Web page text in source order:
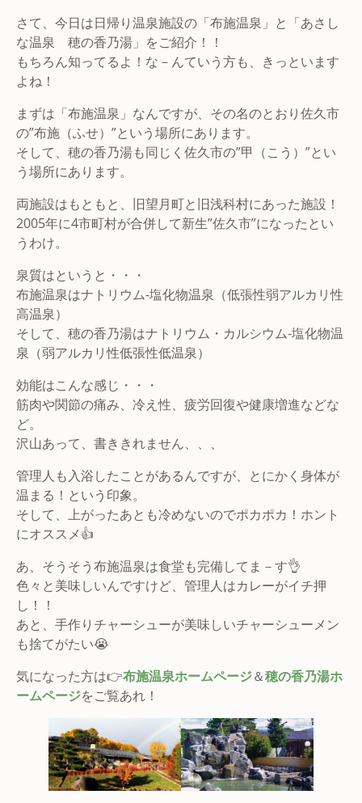
さて、今日は日帰り温泉施設の「布施温泉」と「あさし
な温泉 穂の香乃湯」をご紹介！！
もちろん知ってるよ！な－んていう方も、きっといます
よね！
まずは「布施温泉」なんですが、その名のとおり佐久市
の”布施（ふせ）”という場所にあります。
そして、穂の香乃湯も同じく佐久市の”甲（こう）”とい
う場所にあります。
両施設はもともと、旧望月町と旧浅科村にあった施設！
2005年に4市町村が合併して新生”佐久市”になったとい
うわけ。
泉質はというと・・・
布施温泉はナトリウム-塩化物温泉（低張性弱アルカリ性
高温泉）
そして、穂の香乃湯はナトリウム・カルシウム-塩化物温
泉（弱アルカリ性低張性低温泉）
効能はこんな感じ・・・
筋肉や関節の痛み、冷え性、疲労回復や健康増進などな
ど。
沢山あって、書ききれません、、、
管理人も入浴したことがあるんですが、とにかく身体が
温まる！という印象。
そして、上がったあとも冷めないのでポカポカ！ホント
にオススメ👍
あ、そうそう布施温泉は食堂も完備してま－す👌
色々と美味しいんですけど、管理人はカレーがイチ押
し！！
あと、手作りチャーシューが美味しいチャーシューメン
も捨てがたい😭
気になった方は👉布施温泉ホームページ＆穂の香乃湯ホ
ームページをご覧あれ！